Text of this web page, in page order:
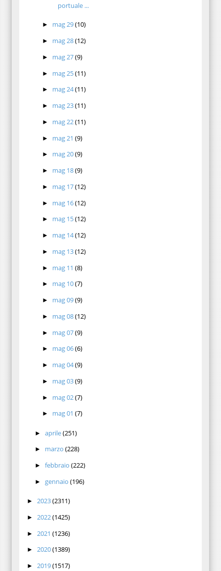
portuale ...
► mag 29(10)
► mag 28(12)
► mag 27(9)
► mag 25(11)
► mag 24(11)
► mag 23(11)
► mag 22(11)
► mag 21(9)
► mag 20(9)
► mag 18(9)
► mag 17(12)
► mag 16(12)
► mag 15(12)
► mag 14(12)
► mag 13(12)
► mag 11(8)
► mag 10(7)
► mag 09(9)
► mag 08(12)
► mag 07(9)
► mag 06(6)
► mag 04(9)
► mag 03(9)
► mag 02(7)
► mag 01(7)
► aprile(251)
► marzo (228)
► febbraio (222)
► gennaio (196)
► 2023(2311)
► 2022(1425)
► 2021 (1236)
► 2020(1389)
► 2019(1517)